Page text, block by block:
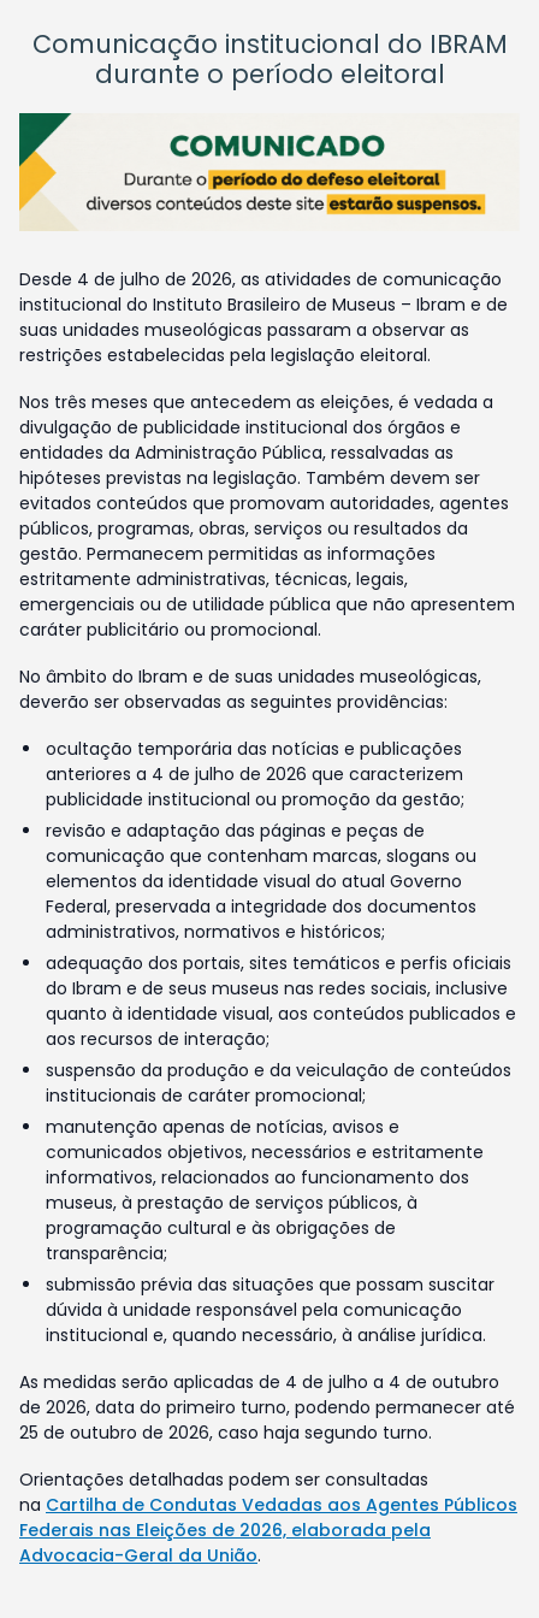
Comunicação institucional do IBRAM
durante o período eleitoral
Desde 4 de julho de 2026, as atividades de comunicação
institucional do Instituto Brasileiro de Museus – Ibram e de
suas unidades museológicas passaram a observar as
restrições estabelecidas pela legislação eleitoral.
Nos três meses que antecedem as eleições, é vedada a
divulgação de publicidade institucional dos órgãos e
entidades da Administração Pública, ressalvadas as
hipóteses previstas na legislação. Também devem ser
evitados conteúdos que promovam autoridades, agentes
públicos, programas, obras, serviços ou resultados da
gestão. Permanecem permitidas as informações
estritamente administrativas, técnicas, legais,
emergenciais ou de utilidade pública que não apresentem
caráter publicitário ou promocional.
No âmbito do Ibram e de suas unidades museológicas,
deverão ser observadas as seguintes providências:
ocultação temporária das notícias e publicações
anteriores a 4 de julho de 2026 que caracterizem
publicidade institucional ou promoção da gestão;
revisão e adaptação das páginas e peças de
comunicação que contenham marcas, slogans ou
elementos da identidade visual do atual Governo
Federal, preservada a integridade dos documentos
administrativos, normativos e históricos;
adequação dos portais, sites temáticos e perfis oficiais
do Ibram e de seus museus nas redes sociais, inclusive
quanto à identidade visual, aos conteúdos publicados e
aos recursos de interação;
suspensão da produção e da veiculação de conteúdos
institucionais de caráter promocional;
manutenção apenas de notícias, avisos e
comunicados objetivos, necessários e estritamente
informativos, relacionados ao funcionamento dos
museus, à prestação de serviços públicos, à
programação cultural e às obrigações de
transparência;
submissão prévia das situações que possam suscitar
dúvida à unidade responsável pela comunicação
institucional e, quando necessário, à análise jurídica.
As medidas serão aplicadas de 4 de julho a 4 de outubro
de 2026, data do primeiro turno, podendo permanecer até
25 de outubro de 2026, caso haja segundo turno.
Orientações detalhadas podem ser consultadas
na Cartilha de Condutas Vedadas aos Agentes Públicos
Federais nas Eleições de 2026, elaborada pela
Advocacia-Geral da União.